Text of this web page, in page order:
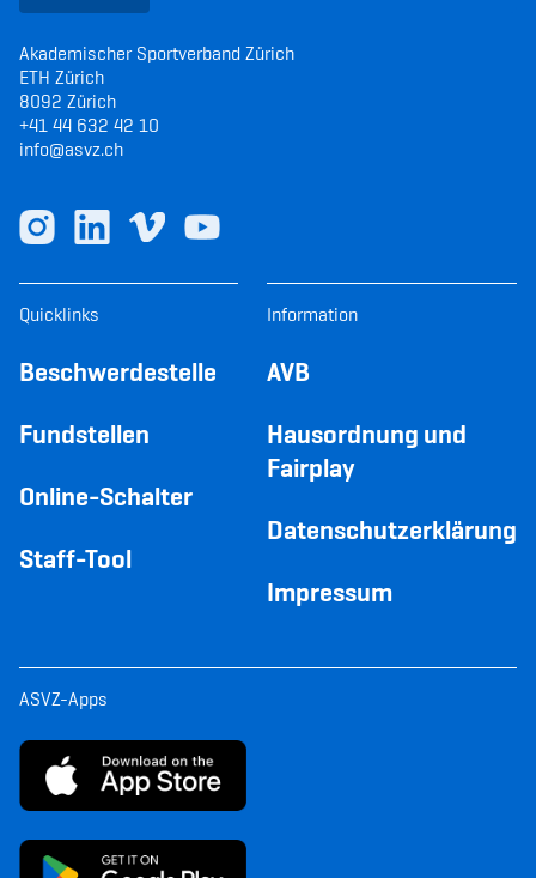
Akademischer Sportverband Zürich
ETH Zürich
8092 Zürich
+41 44 632 42 10
info@asvz.ch
Quicklinks
Beschwerdestelle
Fundstellen
Online-Schalter
Staff-Tool
Information
AVB
Hausordnung und
Fairplay
Datenschutzerklärung
Impressum
ASVZ-Apps